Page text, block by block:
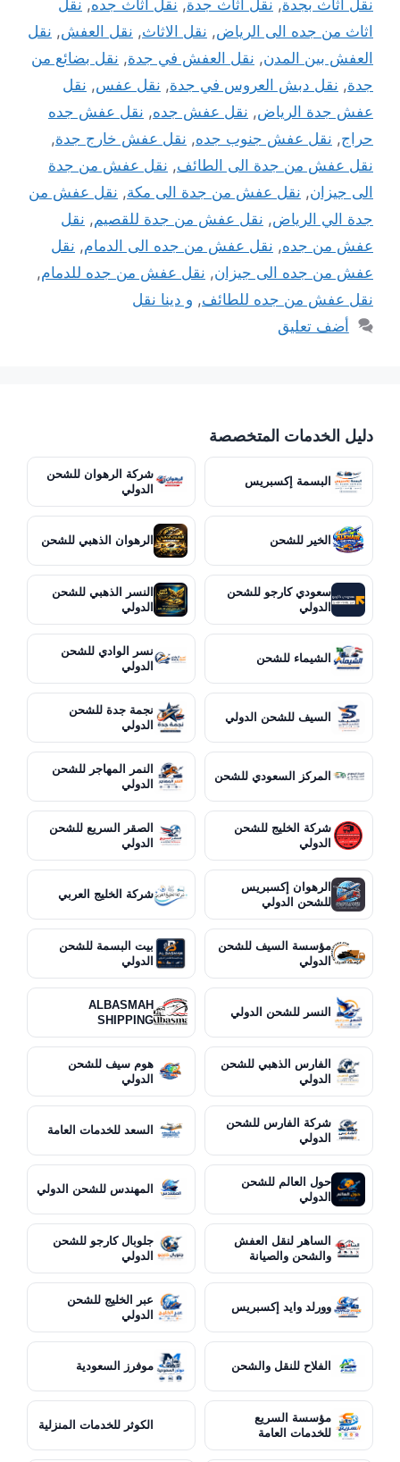
نقل اثاث بجدة, نقل اثاث جدة, نقل اثاث جده, نقل
اثاث من جده الى الرياض, نقل الاثاث, نقل العفش, نقل
العفش بين المدن, نقل العفش في جدة, نقل بضائع من
جدة, نقل دبش العروس في جدة, نقل عفس, نقل
عفش جدة الرياض, نقل عفش جده, نقل عفش جده
حراج, نقل عفش جنوب جده, نقل عفش خارج جدة,
نقل عفش من جدة الى الطائف, نقل عفش من جدة
الى جيزان, نقل عفش من جدة الى مكة, نقل عفش من
جدة الي الرياض, نقل عفش من جدة للقصيم, نقل
عفش من جده, نقل عفش من جده الى الدمام, نقل
عفش من جده الى جيزان, نقل عفش من جده للدمام,
نقل عفش من جده للطائف, و دينا نقل
أضف تعليق
دليل الخدمات المتخصصة
البسمة إكسبريس
شركة الرهوان للشحن
الدولي
الخير للشحن الرهوان الذهبي للشحن
سعودي كارجو للشحن
الدولي
النسر الذهبي للشحن
الدولي
الشيماء للشحن
نسر الوادي للشحن
الدولي
السيف للشحن الدولي
نجمة جدة للشحن
الدولي
المركز السعودي للشحن
النمر المهاجر للشحن
الدولي
شركة الخليج للشحن
الدولي
الصقر السريع للشحن
الدولي
الرهوان إكسبريس
للشحن الدولي
شركة الخليج العربي
مؤسسة السيف للشحن
الدولي
بيت البسمة للشحن
الدولي
النسر للشحن الدولي
ALBASMAH
SHIPPING
الفارس الذهبي للشحن
الدولي
هوم سيف للشحن
الدولي
شركة الفارس للشحن
الدولي
السعد للخدمات العامة
حول العالم للشحن
الدولي
المهندس للشحن الدولي
الساهر لنقل العفش
والشحن والصيانة
جلوبال كارجو للشحن
الدولي
وورلد وايد إكسبريس
عبر الخليج للشحن
الدولي
الفلاح للنقل والشحن موفرز السعودية
مؤسسة السريع
للخدمات العامة
الكوثر للخدمات المنزلية